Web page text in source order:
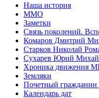
Наша история
ММО
Заметки
Связь поколений.
Комаров Дмитрий
Старков Николай
Сухарев Юрий
Хроника движения
Земляки
Почетный
Календарь дат